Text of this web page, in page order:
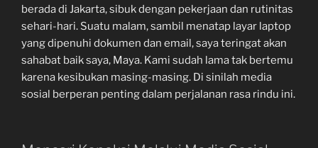
berada di Jakarta, sibuk dengan pekerjaan dan rutinitas
sehari-hari. Suatu malam, sambil menatap layar laptop
yang dipenuhi dokumen dan email, saya teringat akan
sahabat baik saya, Maya. Kami sudah lama tak bertemu
karena kesibukan masing-masing. Di sinilah media
sosial berperan penting dalam perjalanan rasa rindu ini.